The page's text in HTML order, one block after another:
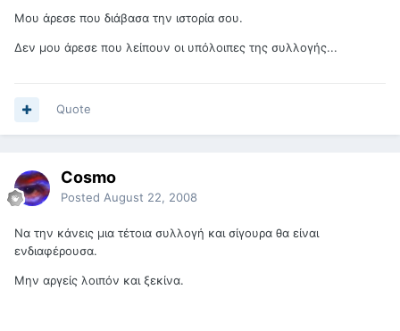
Μου άρεσε που διάβασα την ιστορία σου.
Δεν μου άρεσε που λείπουν οι υπόλοιπες της συλλογής...
Quote
Cosmo
Posted August 22, 2008
Να την κάνεις μια τέτοια συλλογή και σίγουρα θα είναι
ενδιαφέρουσα.
Μην αργείς λοιπόν και ξεκίνα.